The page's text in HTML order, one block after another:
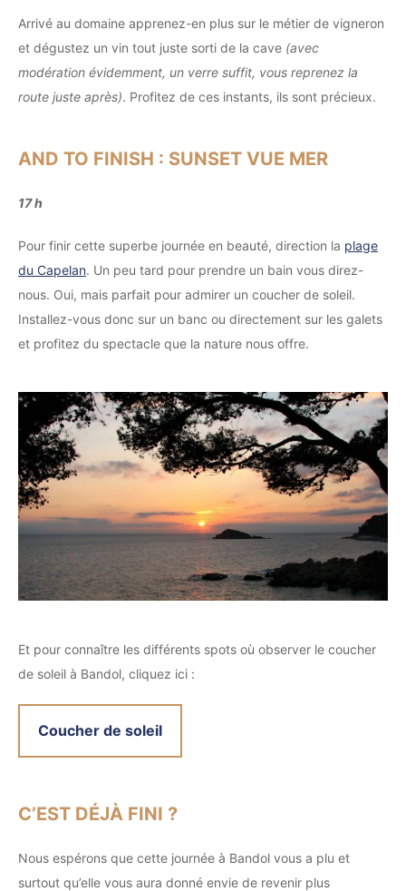
Arrivé au domaine apprenez-en plus sur le métier de vigneron
et dégustez un vin tout juste sorti de la cave (avec
modération évidemment, un verre suffit, vous reprenez la
route juste après). Profitez de ces instants, ils sont précieux.
AND TO FINISH : SUNSET VUE MER
17 h
Pour finir cette superbe journée en beauté, direction la plage
du Capelan. Un peu tard pour prendre un bain vous direz-
nous. Oui, mais parfait pour admirer un coucher de soleil.
Installez-vous donc sur un banc ou directement sur les galets
et profitez du spectacle que la nature nous offre.
Et pour connaître les différents spots où observer le coucher
de soleil à Bandol, cliquez ici :
Coucher de soleil
C’EST DÉJÀ FINI ?
Nous espérons que cette journée à Bandol vous a plu et
surtout qu’elle vous aura donné envie de revenir plus